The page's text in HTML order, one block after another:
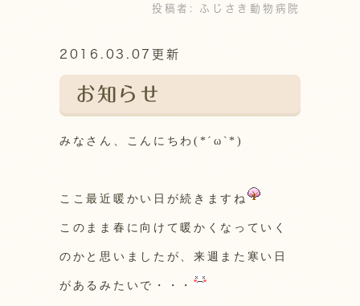
投稿者: ふじさき動物病院
2016.03.07更新
お知らせ
みなさん、こんにちわ(*´ω`*)
ここ最近暖かい日が続きますね
このまま春に向けて暖かくなっていく
のかと思いましたが、来週また寒い日
があるみたいで・・・